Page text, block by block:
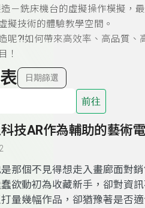
－銑床機台的虛擬操作模擬，
擬技術的體驗教學空間。
呢?!如何帶來高效率、高品質、
！
日期篩選
前往
技AR作為輔助的藝術
那個不見得想走入畫廊面對
欲動初為收藏新手 ， 卻對資
量幾幅作品 ， 卻猶豫著是否